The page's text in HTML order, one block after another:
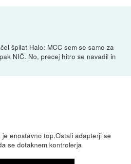
špilat Halo: MCC sem se samo za
NIČ. No, precej hitro se navadil in
enostavno top.Ostali adapterji se
se dotaknem kontrolerja